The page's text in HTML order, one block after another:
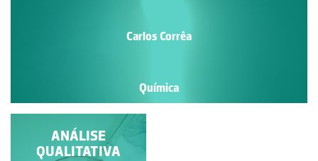
Carlos Corrêa
Química
EQUILÍBRIO
AMONÍACO-AMÓNIO
ANÁLISE
QUALITATIVA